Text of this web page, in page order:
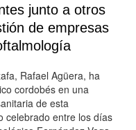
junto a otros
de empresas
Rafael Agüera, ha
cordobés en una
de esta
celebrado entre los días